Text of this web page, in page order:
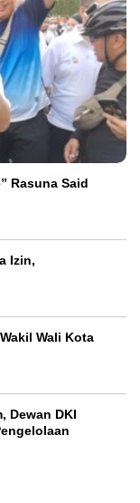
Rasuna Said
Izin,
Wali Kota
Dewan DKI